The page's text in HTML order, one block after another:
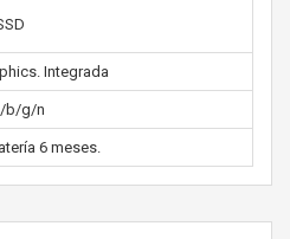
Integrada
b/g/n
6 meses.